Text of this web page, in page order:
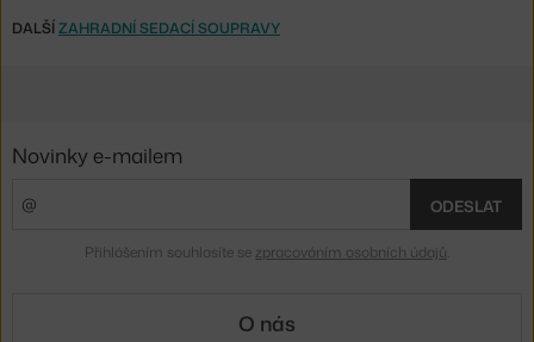
DALŠÍZAHRADNÍ SEDACÍ SOUPRAVY
Novinky e-mailem
ODESLAT
Přihlášením souhlasíte se zpracováním osobních údajů
O nás